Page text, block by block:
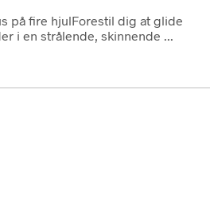
på fire hjulForestil dig at glide
i en strålende, skinnende ...